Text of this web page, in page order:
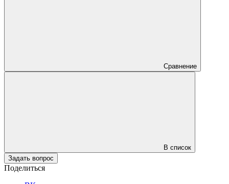
Сравнение
В список
Задать вопрос
Поделиться